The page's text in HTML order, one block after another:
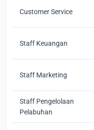
Customer Service
Staff Keuangan
Staff Marketing
Staff Pengelolaan
Pelabuhan